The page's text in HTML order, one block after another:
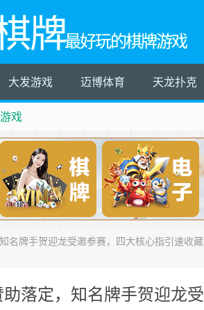
牌最好玩的棋牌游戏
大发游戏 迈博体育 天龙扑克
戏
名牌手贺迎龙受邀参赛，四大核心指引速收藏
落定，知名牌手贺迎龙受